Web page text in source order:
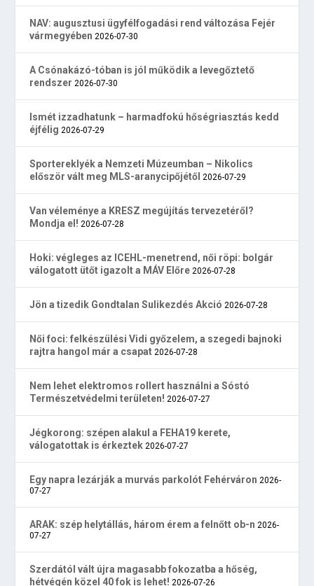
NAV: augusztusi ügyfélfogadási rend változása Fejér
vármegyében 2026-07-30
A Csónakázó-tóban is jól működik a levegőztető
rendszer 2026-07-30
Ismét izzadhatunk – harmadfokú hőségriasztás kedd
éjfélig 2026-07-29
Sportereklyék a Nemzeti Múzeumban – Nikolics
először vált meg MLS-aranycipőjétől 2026-07-29
Van véleménye a KRESZ megújítás tervezetéről?
Mondja el! 2026-07-28
Hoki: végleges az ICEHL-menetrend, női röpi: bolgár
válogatott ütőt igazolt a MÁV Előre 2026-07-28
Jön a tizedik Gondtalan Sulikezdés Akció 2026-07-28
Női foci: felkészülési Vidi győzelem, a szegedi bajnoki
rajtra hangol már a csapat 2026-07-28
Nem lehet elektromos rollert használni a Sóstó
Természetvédelmi területen! 2026-07-27
Jégkorong: szépen alakul a FEHA19 kerete,
válogatottak is érkeztek 2026-07-27
Egy napra lezárják a murvás parkolót Fehérváron 2026-
07-27
ARAK: szép helytállás, három érem a felnőtt ob-n 2026-
07-27
Szerdától vált újra magasabb fokozatba a hőség,
hétvégén közel 40 fok is lehet! 2026-07-26